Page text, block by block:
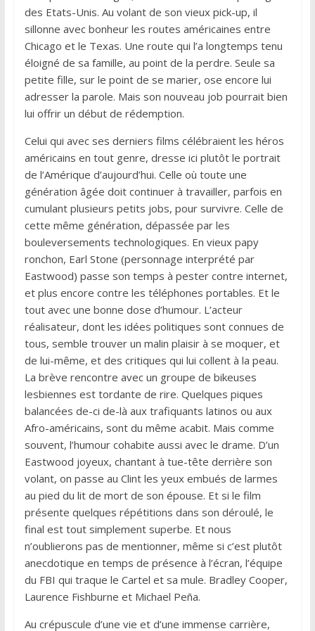
des Etats-Unis. Au volant de son vieux pick-up, il
sillonne avec bonheur les routes américaines entre
Chicago et le Texas. Une route qui l’a longtemps tenu
éloigné de sa famille, au point de la perdre. Seule sa
petite fille, sur le point de se marier, ose encore lui
adresser la parole. Mais son nouveau job pourrait bien
lui offrir un début de rédemption.
Celui qui avec ses derniers films célébraient les héros
américains en tout genre, dresse ici plutôt le portrait
de l’Amérique d’aujourd’hui. Celle où toute une
génération âgée doit continuer à travailler, parfois en
cumulant plusieurs petits jobs, pour survivre. Celle de
cette même génération, dépassée par les
bouleversements technologiques. En vieux papy
ronchon, Earl Stone (personnage interprété par
Eastwood) passe son temps à pester contre internet,
et plus encore contre les téléphones portables. Et le
tout avec une bonne dose d’humour. L’acteur
réalisateur, dont les idées politiques sont connues de
tous, semble trouver un malin plaisir à se moquer, et
de lui-même, et des critiques qui lui collent à la peau.
La brève rencontre avec un groupe de bikeuses
lesbiennes est tordante de rire. Quelques piques
balancées de-ci de-là aux trafiquants latinos ou aux
Afro-américains, sont du même acabit. Mais comme
souvent, l’humour cohabite aussi avec le drame. D’un
Eastwood joyeux, chantant à tue-tête derrière son
volant, on passe au Clint les yeux embués de larmes
au pied du lit de mort de son épouse. Et si le film
présente quelques répétitions dans son déroulé, le
final est tout simplement superbe. Et nous
n’oublierons pas de mentionner, même si c’est plutôt
anecdotique en temps de présence à l’écran, l’équipe
du FBI qui traque le Cartel et sa mule. Bradley Cooper,
Laurence Fishburne et Michael Peña.
Au crépuscule d’une vie et d’une immense carrière,